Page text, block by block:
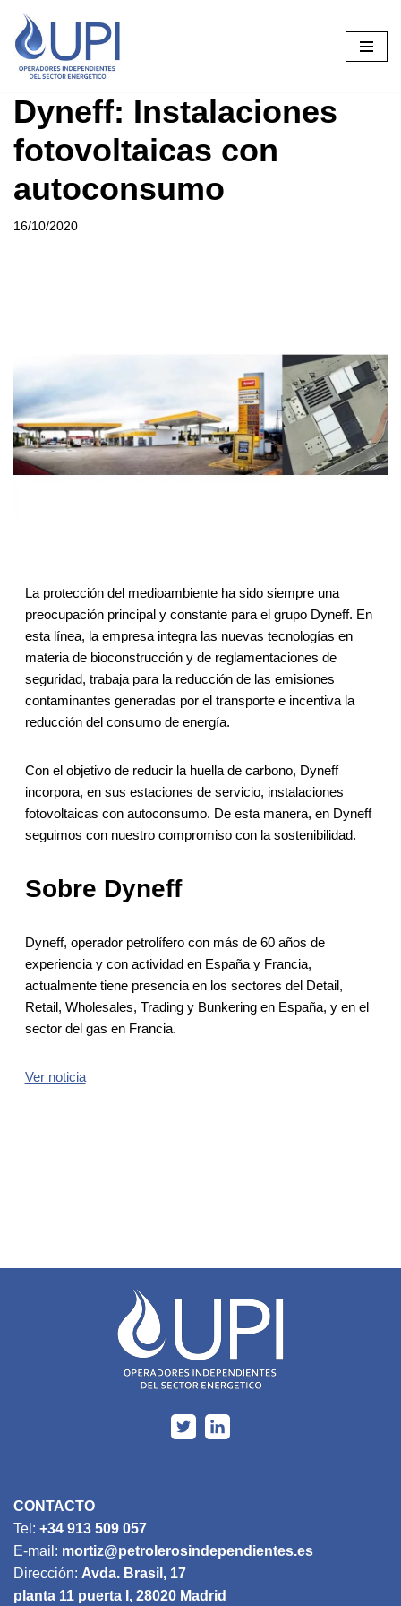
Saltar
al
Dyneff: Instalaciones
fotovoltaicas con
autoconsumo
16/10/2020
La protección del medioambiente ha sido siempre una
preocupación principal y constante para el grupo Dyneff. En
esta línea, la empresa integra las nuevas tecnologías en
materia de bioconstrucción y de reglamentaciones de
seguridad, trabaja para la reducción de las emisiones
contaminantes generadas por el transporte e incentiva la
reducción del consumo de energía.
Con el objetivo de reducir la huella de carbono, Dyneff
incorpora, en sus estaciones de servicio, instalaciones
fotovoltaicas con autoconsumo. De esta manera, en Dyneff
seguimos con nuestro compromiso con la sostenibilidad.
Sobre Dyneff
Dyneff, operador petrolífero con más de 60 años de
experiencia y con actividad en España y Francia,
actualmente tiene presencia en los sectores del Detail,
Retail, Wholesales, Trading y Bunkering en España, y en el
sector del gas en Francia.
Ver noticia
CONTACTO
Tel: +34 913 509 057
E-mail: mortiz@petrolerosindependientes.es
Dirección: Avda. Brasil, 17
planta 11 puerta I, 28020 Madrid